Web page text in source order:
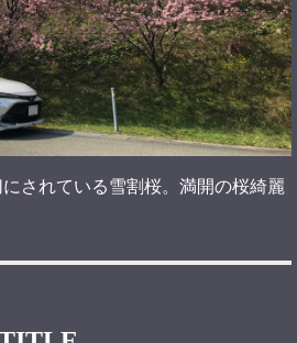
されている雪割桜。満開の桜綺麗